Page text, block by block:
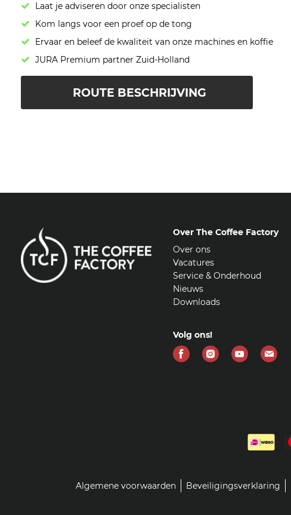
Laat je adviseren door onze specialisten
Kom langs voor een proef op de tong
Ervaar en beleef de kwaliteit van onze machines en koffie
JURA Premium partner Zuid-Holland
ROUTE BESCHRIJVING
Over The Coffee Factory
Over ons
Vacatures
Service & Onderhoud
Nieuws
Downloads
Volg ons!
Vind
Vind
Vind
Vind
Algemene voorwaarden Beveiligingsverklaring